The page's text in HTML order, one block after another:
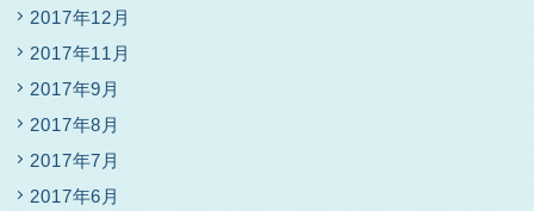
2017年12月
2017年11月
2017年9月
2017年8月
2017年7月
2017年6月